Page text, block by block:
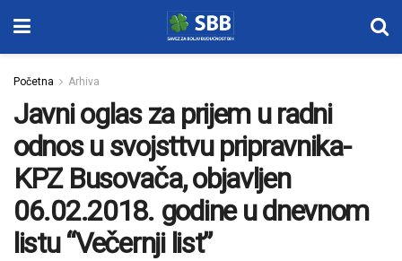
Početna Arhiva
Javni oglas za prijem u radni
odnos u svojsttvu pripravnika-
KPZ Busovača, objavljen
06.02.2018. godine u dnevnom
listu “Večernji list”